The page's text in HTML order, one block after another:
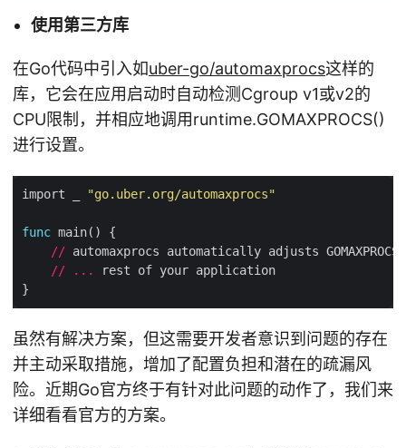
使用第三方库
在Go代码中引入如uber-go/automaxprocs这样的
库，它会在应用启动时自动检测Cgroup v1或v2的
CPU限制，并相应地调用runtime.GOMAXPROCS()
进行设置。
import _ "go.uber.org/automaxprocs"
func
//
//
...
虽然有解决方案，但这需要开发者意识到问题的存在
并主动采取措施，增加了配置负担和潜在的疏漏风
险。近期Go官方终于有针对此问题的动作了，我们来
详细看看官方的方案。